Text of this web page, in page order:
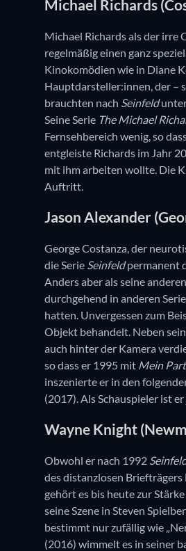
Michael Richards
Michael Richards als der irre
regelmäßig einen ganz
Kinokomödien wie in Diane
Hauptdarsteller:innen, der –
brauchten nach Seinfeld
Seine Serie The Michael
Fernsehbereich wenig, so
entgleiste Richards im Jahr
mit ihm arbeiten wollte. Die
Auftritt.
Jason Alexander
George Costanza, der
die Serie Seinfeldpermanent
Anders aber als seine
durchgehend in anderen
hatten. Unvergessen zum
Objekt behandelt. Neben
auch hinter der Kamera
so dass er 1995 mit Mein
inszenierte er in den
(2017). Als Schauspieler ist
Wayne Knight
Obwohl er nach 1992
des distanzlosen
gehört es bis heute zur
seine Szene in Steven
bestimmt nur zufällig wie
(2016) wimmelt es in seiner